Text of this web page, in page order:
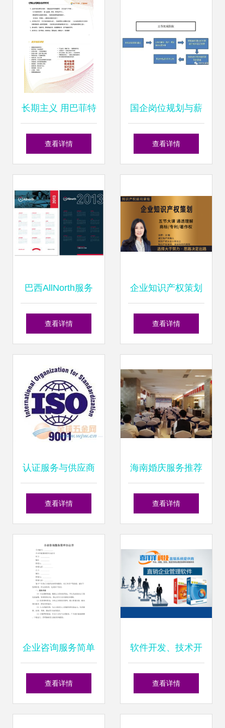
美落地的全方位服
务
计路径——2015年
9月版本解读
长期主义 用巴菲特
的智慧买基金与咨
查看详情
国企岗位规划与薪
酬绩效体系设计 中
落地
查看详情
巴西AllNorth服务
咨询公司品牌设计
度解析
查看详情
企业知识产权策划
与咨询策划服务的
查看详情
认证服务与供应商
采购管理咨询的价
查看详情
海南婚庆服务推荐
专业婚礼策划与咨
婚礼
查看详情
企业咨询服务简单
协议书
查看详情
软件开发、技术开
发与制度设计在企
查看详情